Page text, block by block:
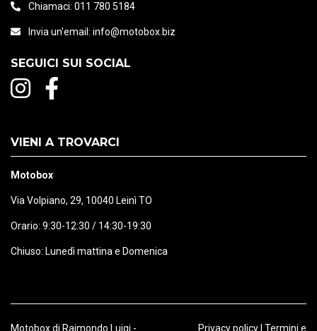
Chiamaci: 011 780 5184
Invia un'email: info@motobox.biz
SEGUICI SUI SOCIAL
VIENI A TROVARCI
Motobox
Via Volpiano, 29, 10040 Leinì TO
Orario: 9:30-12:30 / 14:30-19:30
Chiuso: Lunedì mattina e Domenica
Motobox di Raimondo Luigi - Privacy policy Termini e